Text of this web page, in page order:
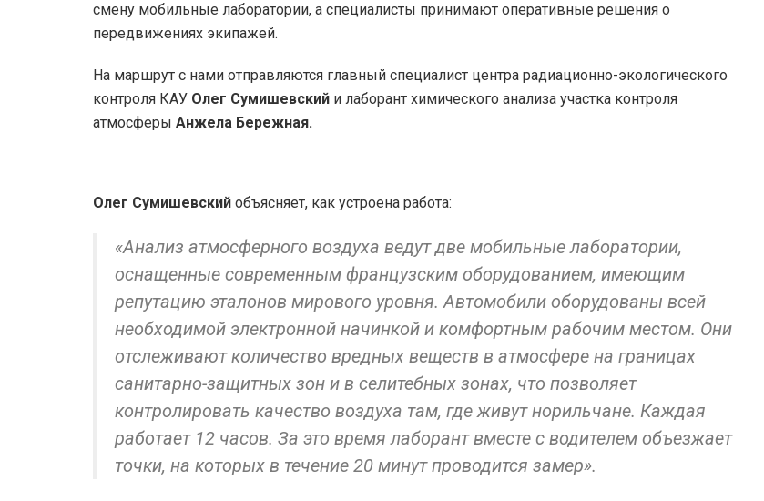
смену мобильные лаборатории, а специалисты принимают оперативные решения о
передвижениях экипажей.
На маршрут с нами отправляются главный специалист центра радиационно-экологического
контроля КАУ Олег Сумишевский и лаборант химического анализа участка контроля
атмосферы Анжела Бережная.
Олег Сумишевский объясняет, как устроена работа:
«Анализ атмосферного воздуха ведут две мобильные лаборатории,
оснащенные современным французским оборудованием, имеющим
репутацию эталонов мирового уровня. Автомобили оборудованы всей
необходимой электронной начинкой и комфортным рабочим местом. Они
отслеживают количество вредных веществ в атмосфере на границах
санитарно-защитных зон и в селитебных зонах, что позволяет
контролировать качество воздуха там, где живут норильчане. Каждая
работает 12 часов. За это время лаборант вместе с водителем объезжает
точки, на которых в течение 20 минут проводится замер».